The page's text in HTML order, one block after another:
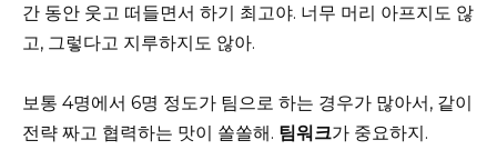
간 동안 웃고 떠들면서 하기 최고야. 너무 머리 아프지도 않
고, 그렇다고 지루하지도 않아.
보통 4명에서 6명 정도가 팀으로 하는 경우가 많아서, 같이
전략 짜고 협력하는 맛이 쏠쏠해. 팀워크가 중요하지.